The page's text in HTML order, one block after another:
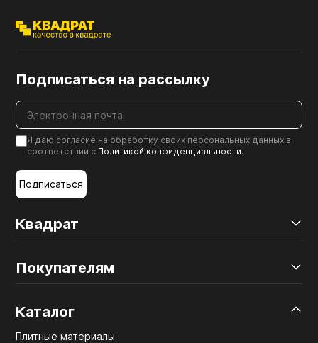
Квадрат
Покупателям
Каталог
Плитные материалы
Подписаться на рассылку
Я даю согласие на обработку своих персональных данных в
соответствии с Политикой конфиденциальности.
Подписаться